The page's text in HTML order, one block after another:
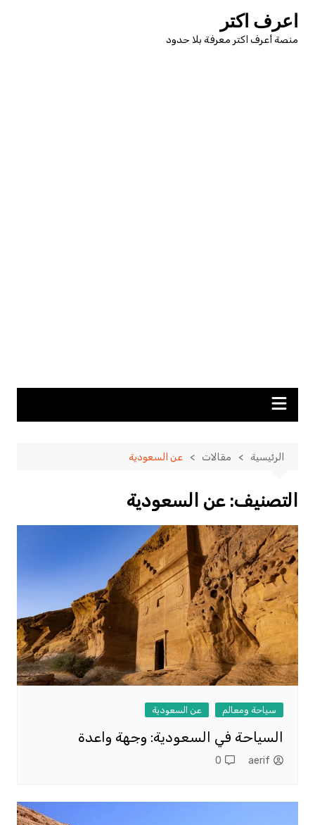
المحتوى
اعرف اكتر
منصة أعرف اكتر معرفة بلا حدود
الرئيسية مقالات عن السعودية
التصنيف:عن السعودية
سياحة ومعالم عن السعودية
السياحة في السعودية: وجهة واعدة
aerif
0